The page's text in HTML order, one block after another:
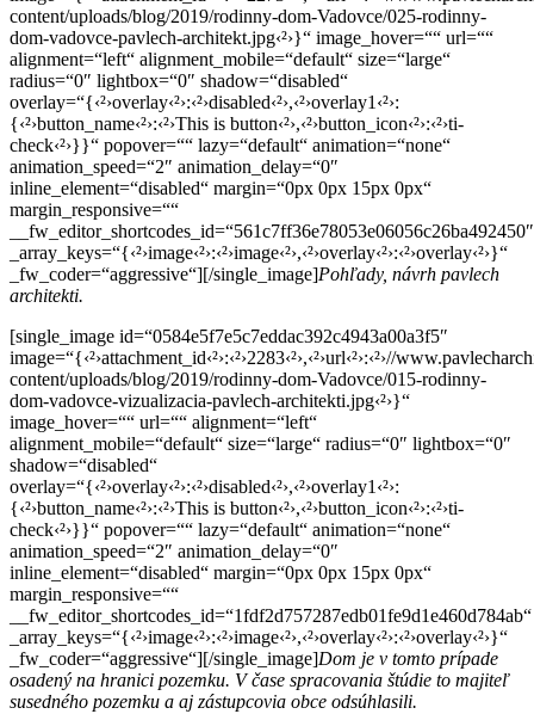
content/uploads/blog/2019/rodinny-dom-Vadovce/025-rodinny-
dom-vadovce-pavlech-architekt.jpg‹²›}“ image_hover=““ url=““
alignment=“left“ alignment_mobile=“default“ size=“large“
radius=“0″ lightbox=“0″ shadow=“disabled“
overlay=“{‹²›overlay‹²›:‹²›disabled‹²›,‹²›overlay1‹²›:
{‹²›button_name‹²›:‹²›This is button‹²›,‹²›button_icon‹²›:‹²›ti-
check‹²›}}“ popover=““ lazy=“default“ animation=“none“
animation_speed=“2″ animation_delay=“0″
inline_element=“disabled“ margin=“0px 0px 15px 0px“
margin_responsive=““
__fw_editor_shortcodes_id=“561c7ff36e78053e06056c26ba492450″
_array_keys=“{‹²›image‹²›:‹²›image‹²›,‹²›overlay‹²›:‹²›overlay‹²›}“
_fw_coder=“aggressive“][/single_image]Pohľady, návrh pavlech
architekti.
[single_image id=“0584e5f7e5c7eddac392c4943a00a3f5″
image=“{‹²›attachment_id‹²›:‹²›2283‹²›,‹²›url‹²›:‹²›//
content/uploads/blog/2019/rodinny-dom-Vadovce/015-rodinny-
dom-vadovce-vizualizacia-pavlech-architekti.jpg‹²›}“
image_hover=““ url=““ alignment=“left“
alignment_mobile=“default“ size=“large“ radius=“0″ lightbox=“0″
shadow=“disabled“
overlay=“{‹²›overlay‹²›:‹²›disabled‹²›,‹²›overlay1‹²›:
{‹²›button_name‹²›:‹²›This is button‹²›,‹²›button_icon‹²›:‹²›ti-
check‹²›}}“ popover=““ lazy=“default“ animation=“none“
animation_speed=“2″ animation_delay=“0″
inline_element=“disabled“ margin=“0px 0px 15px 0px“
margin_responsive=““
__fw_editor_shortcodes_id=“1fdf2d757287edb01fe9d1e460d784ab“
_array_keys=“{‹²›image‹²›:‹²›image‹²›,‹²›overlay‹²›:‹²›overlay‹²›}“
_fw_coder=“aggressive“][/single_image]Dom je v tomto prípade
osadený na hranici pozemku. V čase spracovania štúdie to majiteľ
susedného pozemku a aj zástupcovia obce odsúhlasili.